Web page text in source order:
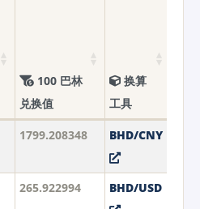
100 巴林
兑换值
换算
工具
1799.208348 BHD/CNY
265.922994 BHD/USD